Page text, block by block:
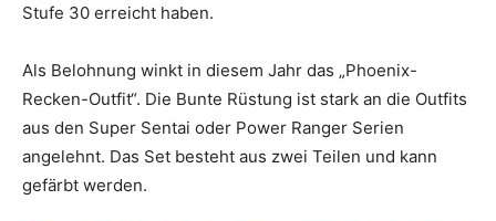
Stufe 30 erreicht haben.
Als Belohnung winkt in diesem Jahr das „Phoenix-
Recken-Outfit“. Die Bunte Rüstung ist stark an die Outfits
aus den Super Sentai oder Power Ranger Serien
angelehnt. Das Set besteht aus zwei Teilen und kann
gefärbt werden.